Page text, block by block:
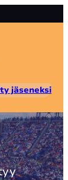
jäseneksi